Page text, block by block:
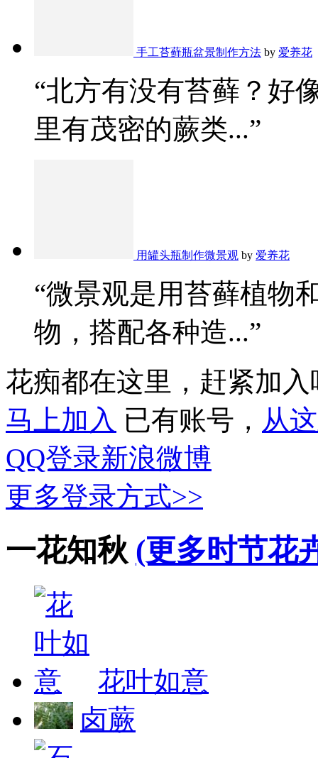
手工苔藓瓶盆景制作方法 by 爱养花
“北方有没有苔藓？好
里有茂密的蕨类...”
用罐头瓶制作微景观 by 爱养花
“微景观是用苔藓植物
物，搭配各种造...”
花痴都在这里，赶紧加入
马上加入 已有账号， 从
QQ登录新浪微博
更多登录方式>>
一花知秋 (更多时节花
花叶如意
卤蕨